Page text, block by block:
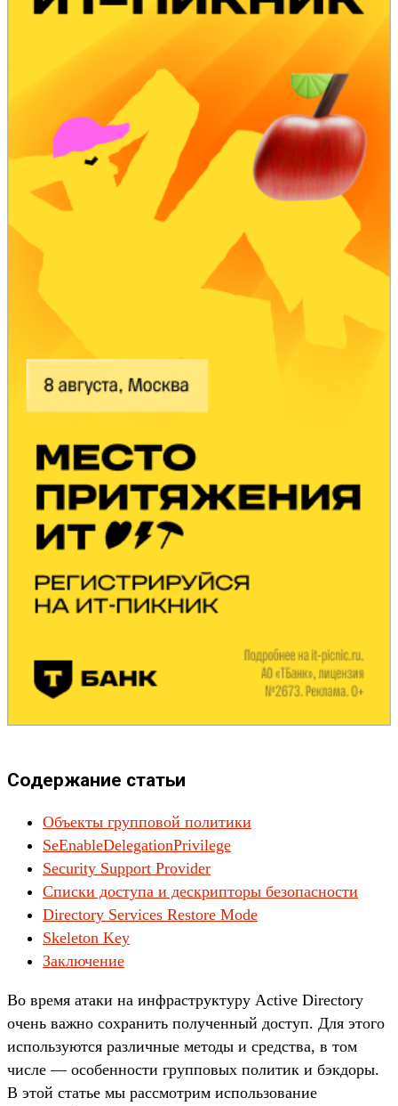
Содержание статьи
Объекты групповой политики
SeEnableDelegationPrivilege
Security Support Provider
Списки доступа и дескрипторы безопасности
Directory Services Restore Mode
Skeleton Key
Заключение
Во время атаки на инфраструктуру Active Directory
очень важно сохранить полученный доступ. Для этого
используются различные методы и средства, в том
числе — особенности групповых политик и бэкдоры.
В этой статье мы рассмотрим использование